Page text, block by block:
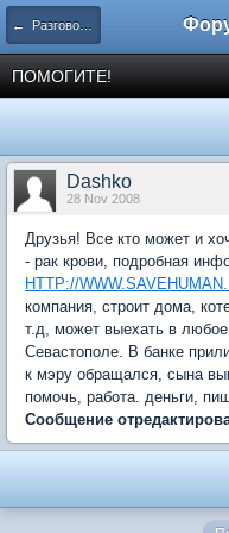
← Разговоры обо всем
ПОМОГИТЕ!
Dashko
28 Nov 2008
Друзья! Все кто может и
- рак крови, подробная
HTTP://
компания, строит дома,
т.д, может выехать в
Севастополе. В банке
к мэру обращался, сына
помочь, работа. деньги,
Сообщение